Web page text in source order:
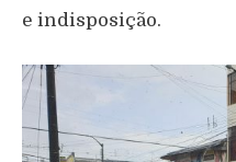
e indisposição.